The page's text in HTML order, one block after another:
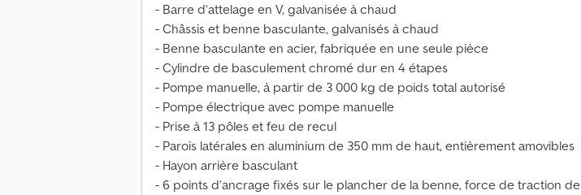
- Barre d’attelage en V, galvanisée à chaud
- Châssis et benne basculante, galvanisés à chaud
- Benne basculante en acier, fabriquée en une seule pièce
- Cylindre de basculement chromé dur en 4 étapes
- Pompe manuelle, à partir de 3 000 kg de poids total autorisé
- Pompe électrique avec pompe manuelle
- Prise à 13 pôles et feu de recul
- Parois latérales en aluminium de 350 mm de haut, entièrement amovibles
- Hayon arrière basculant
- 6 points d’ancrage fixés sur le plancher de la benne, force de traction de